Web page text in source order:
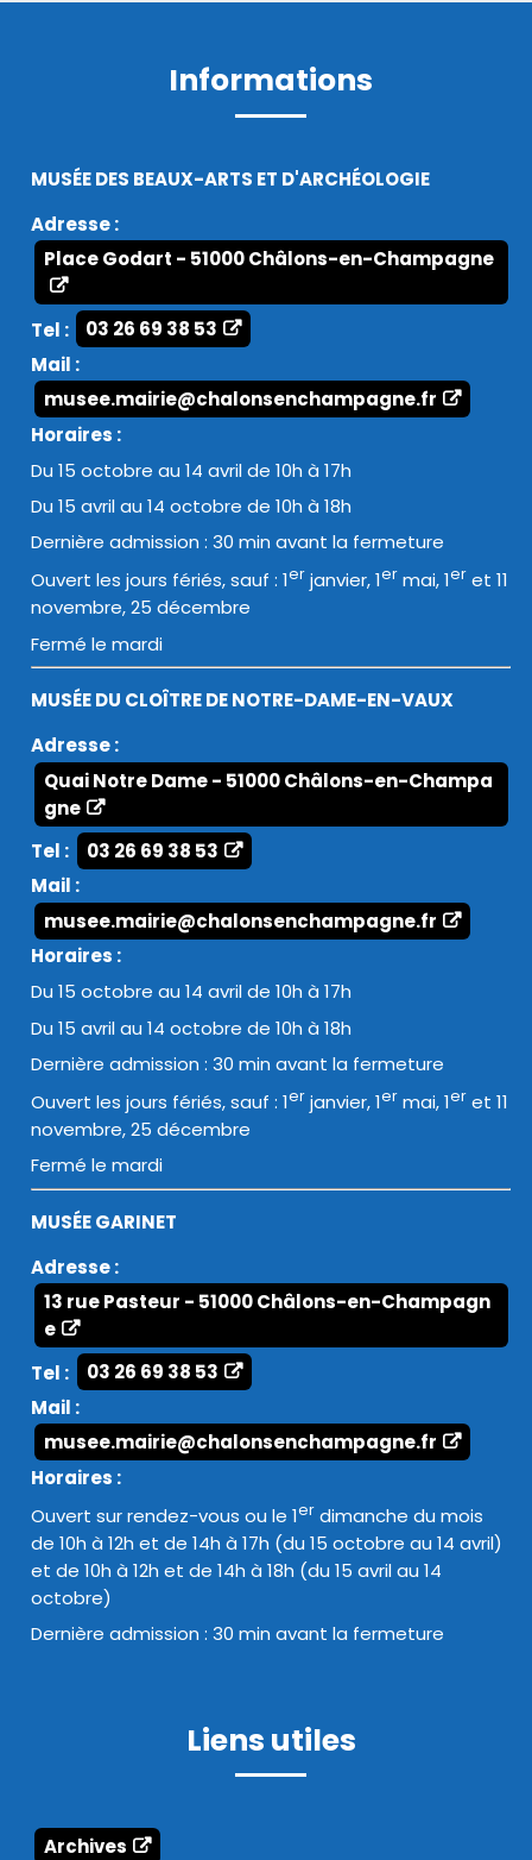
Informations
MUSÉE DES BEAUX-ARTS ET D'ARCHÉOLOGIE
Adresse :
Place Godart - 51000 Châlons-en-Champagne
Tel :
03 26 69 38 53
Mail :
musee.mairie@chalonsenchampagne.fr
Horaires :
Du 15 octobre au 14 avril de 10h à 17h
Du 15 avril au 14 octobre de 10h à 18h
Dernière admission : 30 min avant la fermeture
Ouvert les jours fériés, sauf : 1er janvier, 1er mai, 1er et 11
novembre, 25 décembre
Fermé le mardi
MUSÉE DU CLOÎTRE DE NOTRE-DAME-EN-VAUX
Adresse :
Quai Notre Dame - 51000 Châlons-en-Champa
gne
Tel :
03 26 69 38 53
Mail :
musee.mairie@chalonsenchampagne.fr
Horaires :
Du 15 octobre au 14 avril de 10h à 17h
Du 15 avril au 14 octobre de 10h à 18h
Dernière admission : 30 min avant la fermeture
Ouvert les jours fériés, sauf : 1er janvier, 1er mai, 1er et 11
novembre, 25 décembre
Fermé le mardi
MUSÉE GARINET
Adresse :
13 rue Pasteur - 51000 Châlons-en-Champagn
e
Tel :
03 26 69 38 53
Mail :
musee.mairie@chalonsenchampagne.fr
Horaires :
Ouvert sur rendez-vous ou le 1er dimanche du mois
de 10h à 12h et de 14h à 17h (du 15 octobre au 14 avril)
et de 10h à 12h et de 14h à 18h (du 15 avril au 14
octobre)
Dernière admission : 30 min avant la fermeture
Liens utiles
Archives